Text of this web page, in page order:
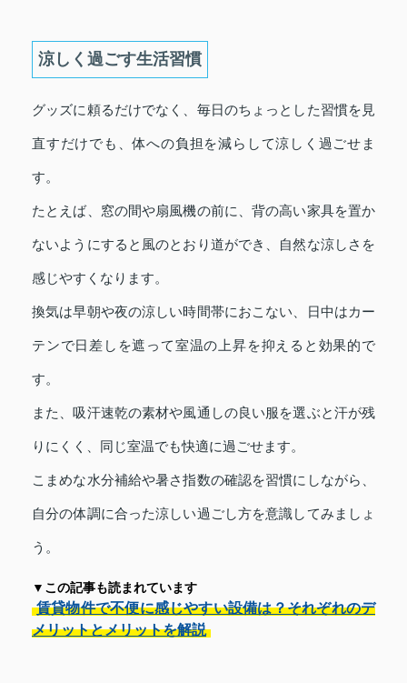
涼しく過ごす生活習慣
グッズに頼るだけでなく、毎日のちょっとした習慣を見
直すだけでも、体への負担を減らして涼しく過ごせま
す。
たとえば、窓の間や扇風機の前に、背の高い家具を置か
ないようにすると風のとおり道ができ、自然な涼しさを
感じやすくなります。
換気は早朝や夜の涼しい時間帯におこない、日中はカー
テンで日差しを遮って室温の上昇を抑えると効果的で
す。
また、吸汗速乾の素材や風通しの良い服を選ぶと汗が残
りにくく、同じ室温でも快適に過ごせます。
こまめな水分補給や暑さ指数の確認を習慣にしながら、
自分の体調に合った涼しい過ごし方を意識してみましょ
う。
▼この記事も読まれています
賃貸物件で不便に感じやすい設備は？それぞれのデ
メリットとメリットを解説